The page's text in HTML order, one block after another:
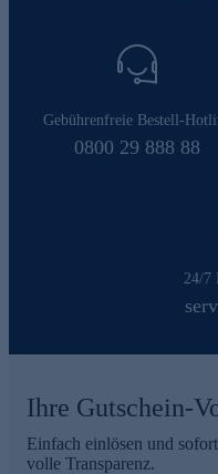
Gebührenfreie Bestell-
0800 29 888 88
24/7
Ihre Gutschein-
Einfach einlösen und
volle Transparenz.